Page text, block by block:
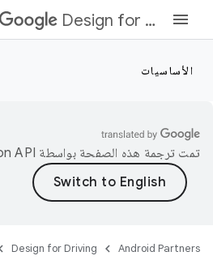
Design for Driving
الأساسيات
تمت ترجمة هذه الصفحة بواسطة API‏
Android Partners
Design for Driving